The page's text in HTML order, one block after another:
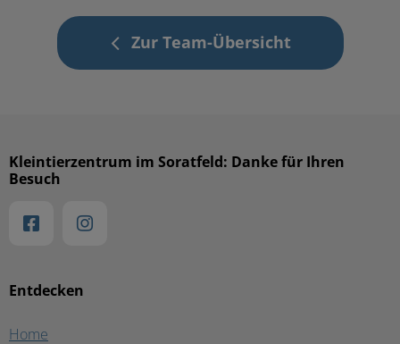
Zur Team-Übersicht
Entdecken
Home
Kleintierzentrum im Soratfeld: Danke für Ihren
Besuch